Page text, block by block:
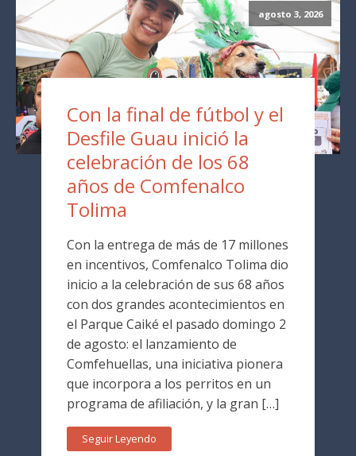
agosto 3, 2026
Con la final de fútbol y el
Desfile Guau inició la
celebración de los 68
años de Comfenalco
Tolima
Con la entrega de más de 17 millones
en incentivos, Comfenalco Tolima dio
inicio a la celebración de sus 68 años
con dos grandes acontecimientos en
el Parque Caiké el pasado domingo 2
de agosto: el lanzamiento de
Comfehuellas, una iniciativa pionera
que incorpora a los perritos en un
programa de afiliación, y la gran […]
Seguir Leyendo